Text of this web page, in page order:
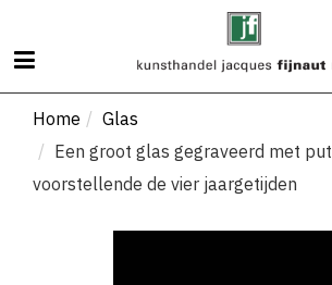
Home
Zilver
Home
Glas
Een groot glas gegraveerd met
voorstellende de vier jaargetijden